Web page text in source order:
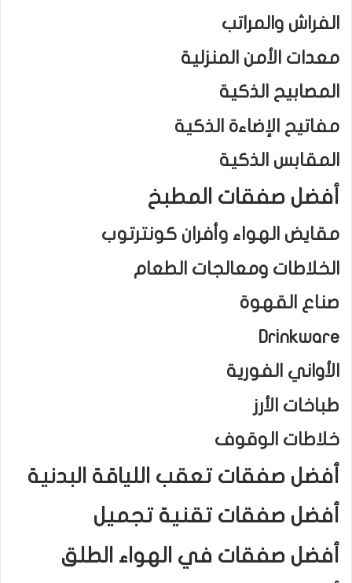
الفراش والمراتب
معدات الأمن المنزلية
المصابيح الذكية
مفاتيح الإضاءة الذكية
المقابس الذكية
أفضل صفقات المطبخ
مقايض الهواء وأفران كونترتوب
الخلاطات ومعالجات الطعام
صناع القهوة
Drinkware
الأواني الفورية
طباخات الأرز
خلاطات الوقوف
أفضل صفقات تعقب اللياقة البدنية
أفضل صفقات تقنية تجميل
أفضل صفقات في الهواء الطلق